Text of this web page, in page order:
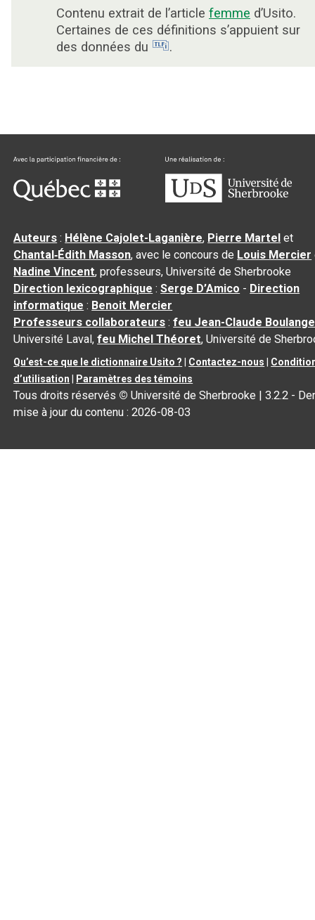
Contenu extrait de l’article femme d’Usito.
Certaines de ces définitions s’appuient sur
des données du
.
Auteurs : Hélène Cajolet-Laganière, Pierre Martel et
Chantal‑Édith Masson, avec le concours de Louis Mercier
Nadine Vincent, professeurs, Université de Sherbrooke
Direction lexicographique :Serge D’Amico - Direction
informatique : Benoit Mercier
Professeurs collaborateurs :feu Jean-Claude
Université Laval,feu Michel Théoret, Université de
Qu’est-ce que le dictionnaire Usito ? Contactez-nous
d’utilisation
Paramètres des témoins
Tous droits réservés © Université de Sherbrooke |3.2.2 -
mise à jour du contenu :2026-08-03